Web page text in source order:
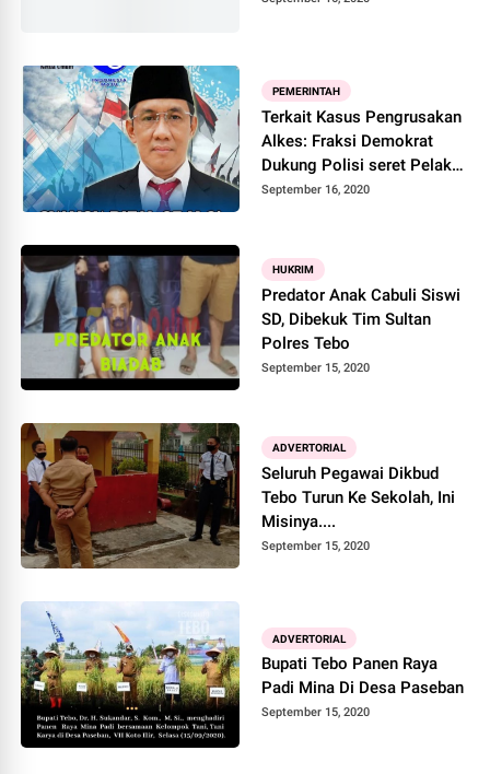
PEMERINTAH
Terkait Kasus Pengrusakan
Alkes: Fraksi Demokrat
Dukung Polisi seret Pelaku
Sampai Ke Pengadilan
September 16, 2020
HUKRIM
Predator Anak Cabuli Siswi
SD, Dibekuk Tim Sultan
Polres Tebo
September 15, 2020
ADVERTORIAL
Seluruh Pegawai Dikbud
Tebo Turun Ke Sekolah, Ini
Misinya....
September 15, 2020
ADVERTORIAL
Bupati Tebo Panen Raya
Padi Mina Di Desa Paseban
September 15, 2020